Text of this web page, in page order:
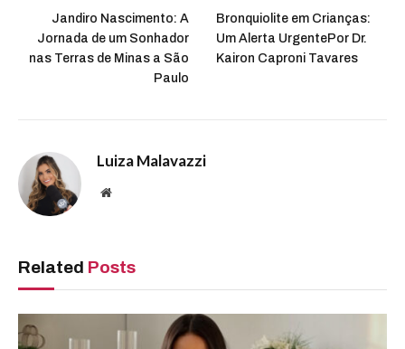
Jandiro Nascimento: A
Jornada de um Sonhador
nas Terras de Minas a São
Paulo
Bronquiolite em Crianças:
Um Alerta UrgentePor Dr.
Kairon Caproni Tavares
Luiza Malavazzi
Website
Related Posts